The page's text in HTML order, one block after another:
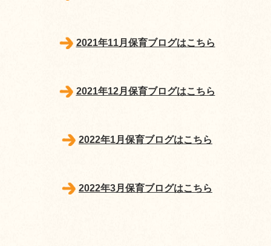
2021年11月保育ブログはこちら
2021年12月保育ブログはこちら
2022年1月保育ブログはこちら
2022年3月保育ブログはこちら